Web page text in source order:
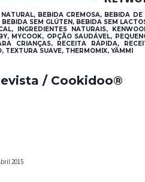
BEBIDA CREMOSA, BEBIDA
SEM GLÚTEN, BEBIDA SEM
INGREDIENTES NATURAIS,
MYCOOK, OPÇÃO SAUDÁVEL,
CRIANÇAS, RECEITA RÁPIDA,
SUAVE, THERMOMIX, YÄMMI
/ Cookidoo®
2015